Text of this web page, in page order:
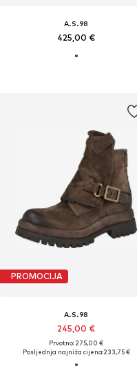
A.S.98
425,00 €
PROMOCIJA
A.S.98
245,00 €
Prvotno: 275,00 €
Posljednja najniža cijena:233,75 €